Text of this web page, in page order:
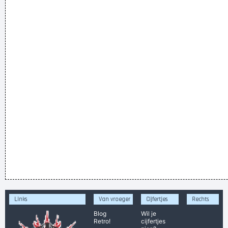
Links
Van vroeger
Blog
Retro!
Cijfertjes
Wil je
cijfertjes
Rechts